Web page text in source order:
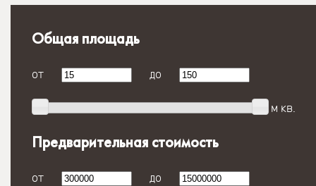
Общая площадь
от до
м кв.
Предварительная стоимость
от до